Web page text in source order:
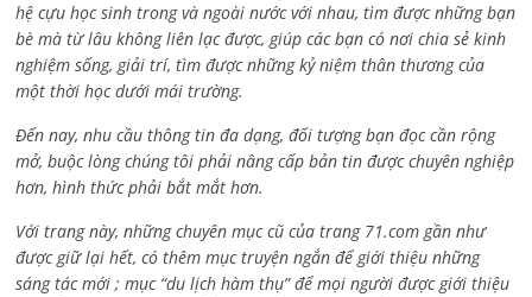
hệ cựu học sinh trong và ngoài nước với nhau, tìm được những bạn
bè mà từ lâu không liên lạc được, giúp các bạn có nơi chia sẻ kinh
nghiệm sống, giải trí, tìm được những kỷ niệm thân thương của
một thời học dưới mái trường.
Đến nay, nhu cầu thông tin đa dạng, đối tượng bạn đọc cần rộng
mở, buộc lòng chúng tôi phải nâng cấp bản tin được chuyên nghiệp
hơn, hình thức phải bắt mắt hơn.
Với trang này, những chuyên mục cũ của trang 71.com gần như
được giữ lại hết, có thêm mục truyện ngắn để giới thiệu những
sáng tác mới ; mục “du lịch hàm thụ” để mọi người được giới thiệu